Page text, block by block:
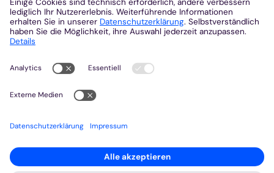
Nachrichten
Veranstaltungen
Gottesdienste
Stellenangebote
Kirchenzeitung
Amtsblatt (Kirchlicher Anzeiger)
Rechtsdatenbank
Meldestelle gemäß Hinweisgeberschutzgesetz